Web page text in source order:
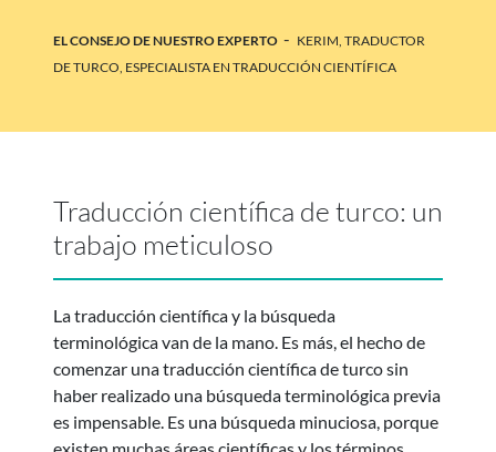
EL CONSEJO DE NUESTRO EXPERTO - KERIM, TRADUCTOR
DE TURCO, ESPECIALISTA EN TRADUCCIÓN CIENTÍFICA
Traducción científica de turco: un
trabajo meticuloso
La traducción científica y la búsqueda
terminológica van de la mano. Es más, el hecho de
comenzar una traducción científica de turco sin
haber realizado una búsqueda terminológica previa
es impensable. Es una búsqueda minuciosa, porque